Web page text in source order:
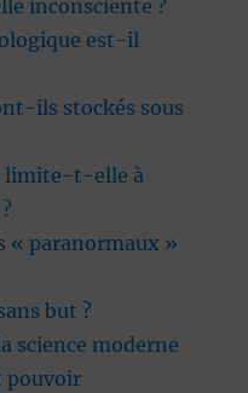
inconsciente ?
est-il
ils stockés sous
limite-t-elle à
« paranormaux »
but ?
science moderne
pouvoir